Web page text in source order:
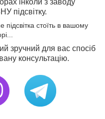
підсвітку.
стоїть в вашому
зручний для вас спосіб
консультацію.